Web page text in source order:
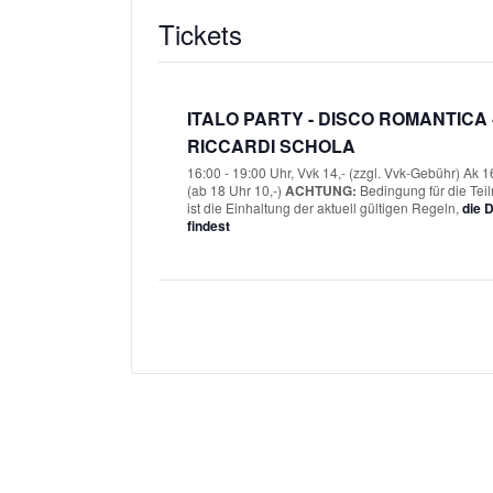
Tickets
ITALO PARTY - DISCO ROMANTICA
RICCARDI SCHOLA
16:00 - 19:00 Uhr, Vvk 14,- (zzgl. Vvk-Gebühr) Ak
(ab 18 Uhr 10,-) ​ACHTUNG: Bedingung für die
ist die Einhaltung der aktuell gültigen Regeln,die
findest